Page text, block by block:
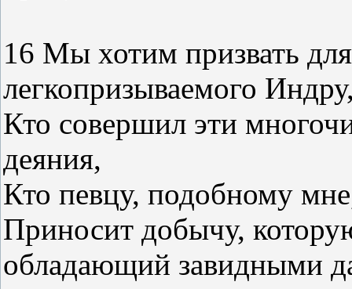
16 Мы хотим призвать для
легкопризываемого
Кто совершил эти
деяния,
Кто певцу, подобному
Приносит добычу,
обладающий завидными